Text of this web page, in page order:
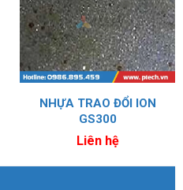
NHỰA TRAO ĐỔI ION
GS300
Liên hệ